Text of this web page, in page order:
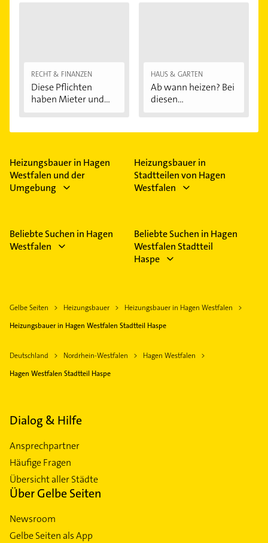
RECHT & FINANZEN
Diese Pflichten
haben Mieter und...
HAUS & GARTEN
Ab wann heizen? Bei
diesen
Heizungsbauer in Hagen
Westfalen und der
Umgebung
Heizungsbauer in
Stadtteilen von Hagen
Westfalen
Beliebte Suchen in Hagen
Westfalen
Beliebte Suchen in Hagen
Westfalen Stadtteil
Haspe
Gelbe Seiten Heizungsbauer
Heizungsbauer in Hagen Westfalen
Heizungsbauer in Hagen Westfalen Stadtteil Haspe
Deutschland Nordrhein-Westfalen
Hagen Westfalen
Hagen Westfalen Stadtteil Haspe
Dialog & Hilfe
Ansprechpartner
Häufige Fragen
Übersicht aller Städte
Über Gelbe Seiten
Newsroom
Gelbe Seiten als App